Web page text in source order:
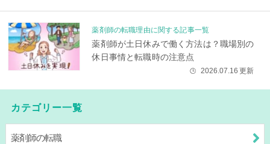
薬剤師の転職理由に関する記事一覧
薬剤師が土日休みで働く方法は？職場別の
休日事情と転職時の注意点
🕒 2026.07.16 更新
カテゴリー一覧
薬剤師の転職